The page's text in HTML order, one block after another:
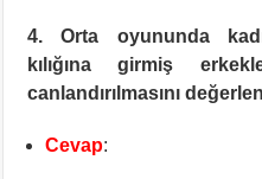
4. Orta oyununda
kılığına girmiş
canlandırılmasını
Cevap: